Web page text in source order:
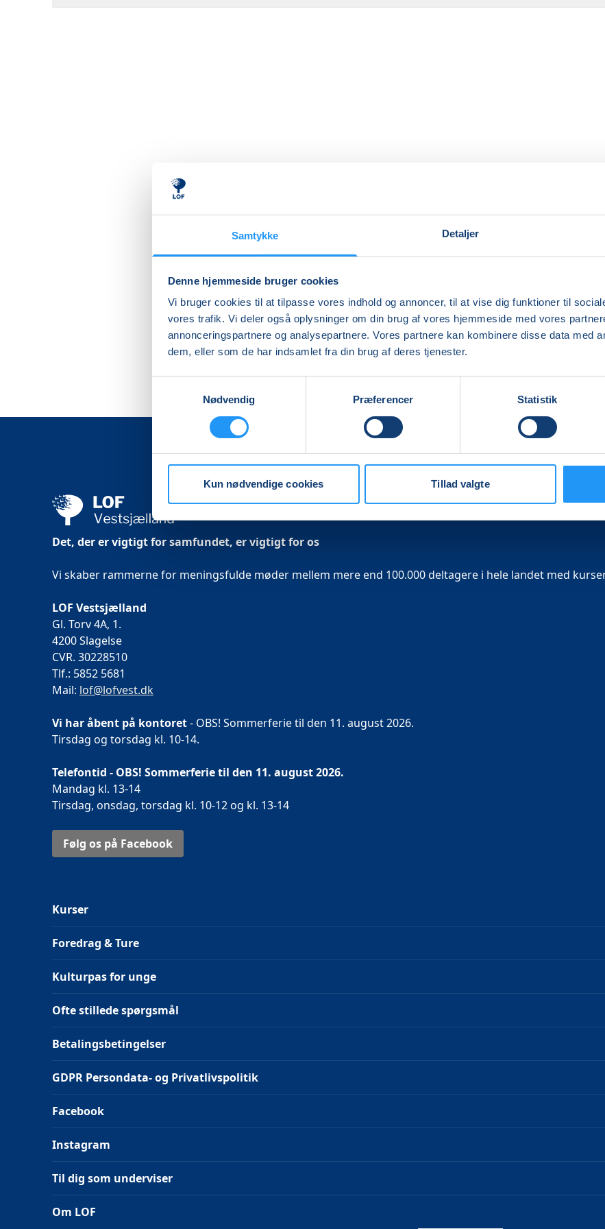
Samtykke Detaljer
Denne hjemmeside bruger cookies
Vi bruger cookies til at tilpasse vores indhold og annoncer, til at vise dig funktioner til
vores trafik. Vi deler også oplysninger om din brug af vores hjemmeside med vores
annonceringspartnere og analysepartnere. Vores partnere kan kombinere disse data med
dem, eller som de har indsamlet fra din brug af deres tjenester.
Nødvendig
Præferencer Statistik
Kun nødvendige cookies Tillad valgte
Det, der er vigtigt for samfundet, er vigtigt for os
Vi skaber rammerne for meningsfulde møder mellem mere end 100.000 deltagere i hele landet med
LOF Vestsjælland
Gl. Torv 4A, 1.
4200 Slagelse
CVR. 30228510
Tlf.: 5852 5681
Mail: lof@lofvest.dk
Vi har åbent på kontoret- OBS! Sommerferie til den 11. august 2026.
Tirsdag og torsdag kl. 10-14.
Telefontid - OBS! Sommerferie til den 11. august 2026.
Mandag kl. 13-14
Tirsdag, onsdag, torsdag kl. 10-12 og kl. 13-14
Følg os på Facebook
Kurser
Foredrag & Ture
Kulturpas for unge
Ofte stillede spørgsmål
Betalingsbetingelser
GDPR Persondata- og Privatlivspolitik
Facebook
Instagram
Til dig som underviser
Om LOF